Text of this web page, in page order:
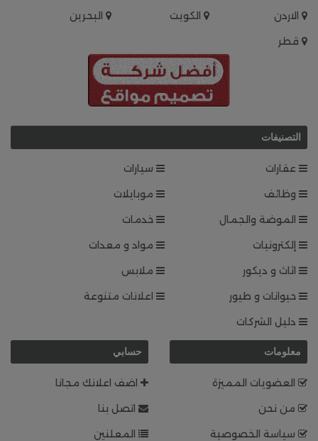
الاردن
الكويت
البحرين
قطر
التصنيفات
عقارات
سيارات
وظائف
موبايلات
الموضة والجمال
خدمات
إلكترونيات
مواد و معدات
اثاث و ديكور
ملابس
حيوانات و طيور
اعلانات متنوعة
دليل الشركات
معلومات
العضويات المميزة
من نحن
سياسة الخصوصية
حسابي
اضف اعلانك مجانا
اتصل بنا
المعلنين